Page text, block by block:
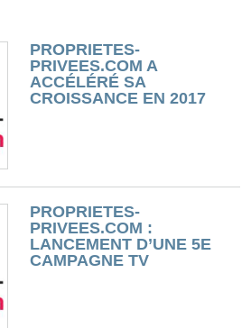
PROPRIETES-
PRIVEES.COM A
ACCÉLÉRÉ SA
CROISSANCE EN 2017
PROPRIETES-
PRIVEES.COM :
LANCEMENT D’UNE 5E
CAMPAGNE TV